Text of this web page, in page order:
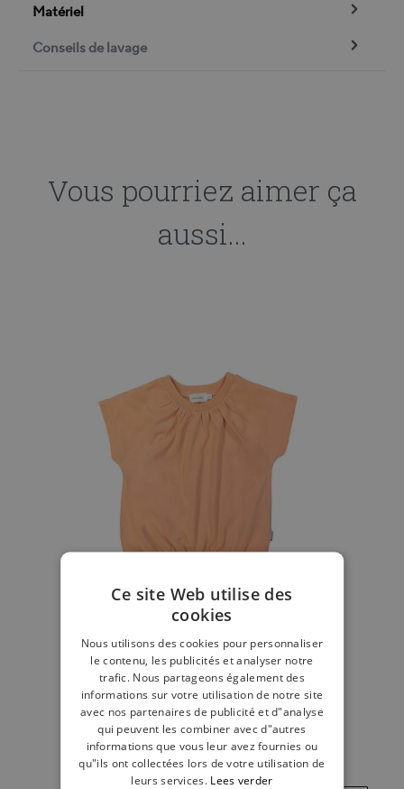
Matériel
Conseils de lavage
Vous pourriez aimer ça
aussi...
T-shirt froncé orange
€ 10,00
Ce site Web utilise des
cookies
Nous utilisons des cookies pour personnaliser
le contenu, les publicités et analyser notre
trafic. Nous partageons également des
informations sur votre utilisation de notre site
avec nos partenaires de publicité et d"analyse
qui peuvent les combiner avec d"autres
informations que vous leur avez fournies ou
qu"ils ont collectées lors de votre utilisation de
leurs services. Lees verder